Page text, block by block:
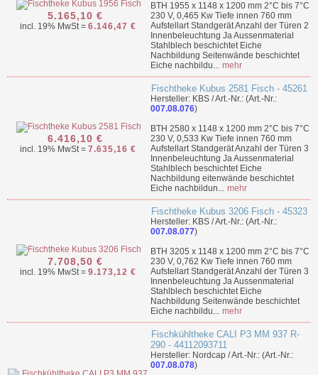
5.165,10 €
incl. 19% MwSt = 6.146,47 €
BTH 1955 x 1148 x 1200 mm 2°C bis 7°C
230 V, 0,465 Kw Tiefe innen 760 mm
Aufstellart Standgerät Anzahl der Türen 2
Innenbeleuchtung Ja Aussenmaterial
Stahlblech beschichtet Eiche
Nachbildung Seitenwände beschichtet
Eiche nachbildu... mehr
6.416,10 €
incl. 19% MwSt = 7.635,16 €
Fischtheke Kubus 2581 Fisch - 45261
Hersteller: KBS / Art.-Nr.: (Art.-Nr.:
007.08.076)
BTH 2580 x 1148 x 1200 mm 2°C bis 7°C
230 V, 0,533 Kw Tiefe innen 760 mm
Aufstellart Standgerät Anzahl der Türen 3
Innenbeleuchtung Ja Aussenmaterial
Stahlblech beschichtet Eiche
Nachbildung eitenwände beschichtet
Eiche nachbildun... mehr
7.708,50 €
incl. 19% MwSt = 9.173,12 €
Fischtheke Kubus 3206 Fisch - 45323
Hersteller: KBS / Art.-Nr.: (Art.-Nr.:
007.08.077)
BTH 3205 x 1148 x 1200 mm 2°C bis 7°C
230 V, 0,762 Kw Tiefe innen 760 mm
Aufstellart Standgerät Anzahl der Türen 3
Innenbeleuchtung Ja Aussenmaterial
Stahlblech beschichtet Eiche
Nachbildung Seitenwände beschichtet
Eiche nachbildu... mehr
Fischkühltheke CALI P3 MM 937 R-
290 - 44112093711
Hersteller: Nordcap / Art.-Nr.: (Art.-Nr.:
007.08.078)